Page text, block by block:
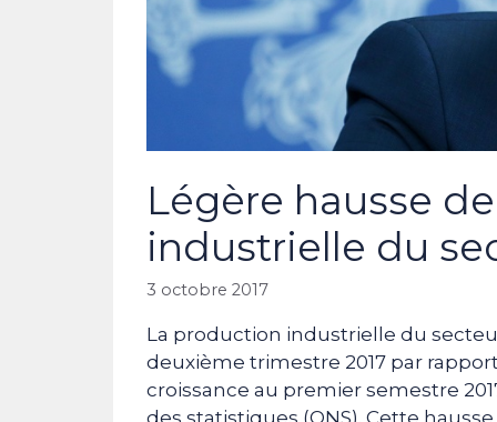
Légère hausse
industrielle du
3 octobre 2017
La production industrielle du
deuxième trimestre 2017 par
croissance au premier semestre 2017